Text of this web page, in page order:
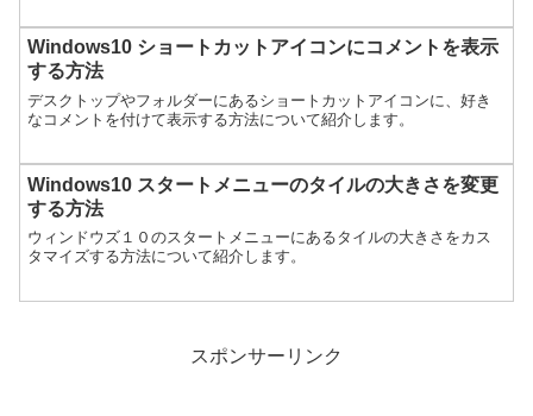
Windows10 ショートカットアイコンにコメントを表示
する方法
デスクトップやフォルダーにあるショートカットアイコンに、好き
なコメントを付けて表示する方法について紹介します。
Windows10 スタートメニューのタイルの大きさを変更
する方法
ウィンドウズ１０のスタートメニューにあるタイルの大きさをカス
タマイズする方法について紹介します。
スポンサーリンク